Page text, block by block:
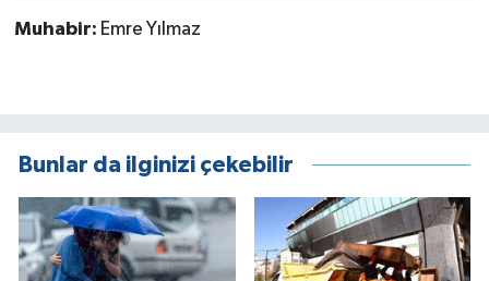
Muhabir: Emre Yılmaz
Bunlar da ilginizi çekebilir